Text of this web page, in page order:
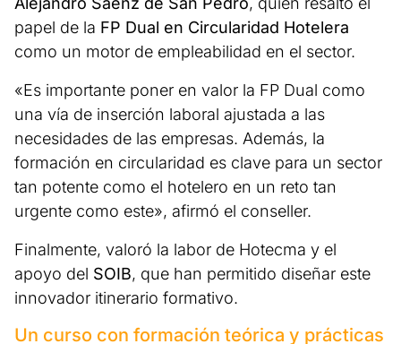
papel de la FP Dual en Circularidad Hotelera
como un motor de empleabilidad en el sector.
«Es importante poner en valor la FP Dual como
una vía de inserción laboral ajustada a las
necesidades de las empresas. Además, la
formación en circularidad es clave para un sector
tan potente como el hotelero en un reto tan
urgente como este», afirmó el conseller.
Finalmente, valoró la labor de Hotecma y el
apoyo del SOIB, que han permitido diseñar este
innovador itinerario formativo.
Un curso con formación teórica y prácticas